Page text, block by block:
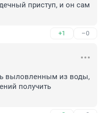
приступ, и он сам
+1 –0
выловленным из воды,
получить